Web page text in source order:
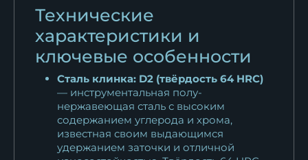
Нож Кардинал 2 ELMAX
береста
20 711₽
Нож Кардинал ХВ-5 береста
11 267₽
Нож Кардинал 2 ХВ-5 береста
11 267₽
Технические
характеристики и
ключевые особенности
Сталь клинка: D2 (твёрдость 64 HRC)
— инструментальная полу-
нержавеющая сталь с высоким
содержанием углерода и хрома,
известная своим выдающимся
удержанием заточки и отличной